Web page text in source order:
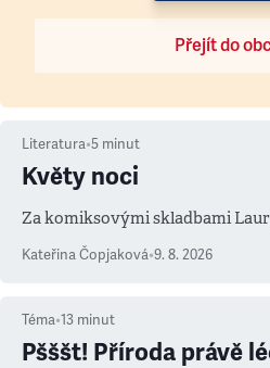
Přejít do
Literatura•5 minut
Květy noci
Za komiksovými skladbami
Kateřina Čopjaková•9. 8. 2026
Téma•13 minut
Pšššt! Příroda právě